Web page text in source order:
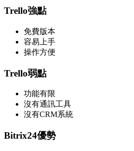
Trello強點
免費版本
容易上手
操作方便
Trello弱點
功能有限
沒有通訊工具
沒有CRM系統
Bitrix24優勢